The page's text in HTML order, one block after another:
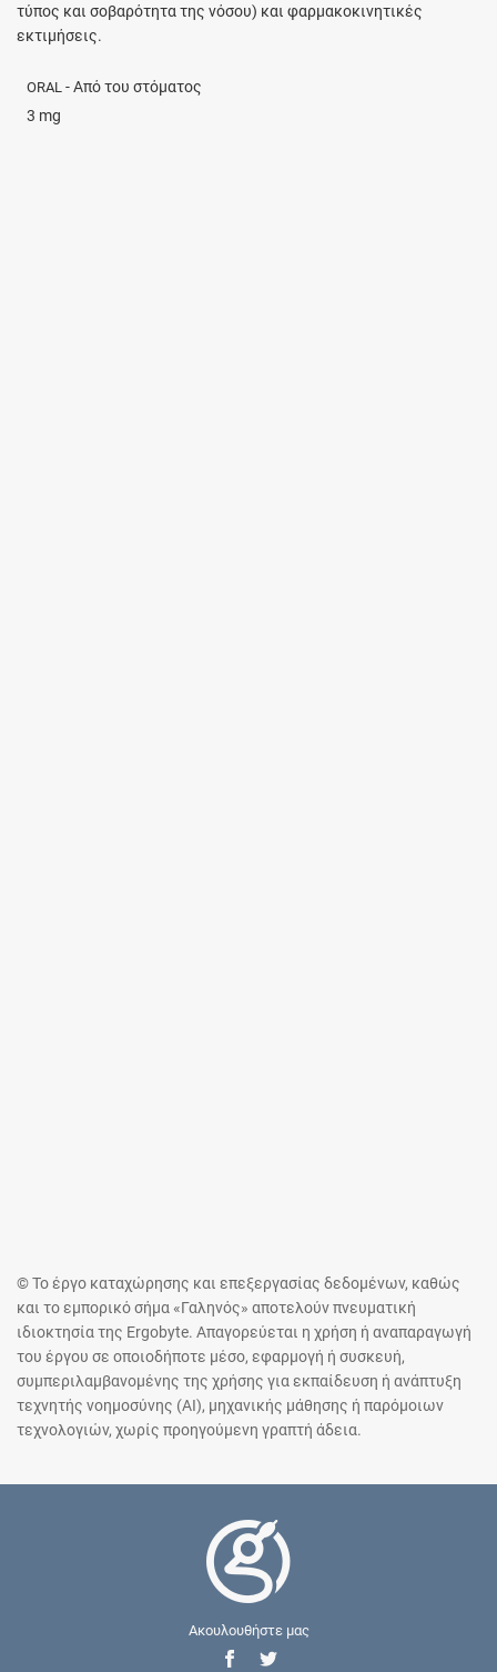
τύπος και σοβαρότητα της νόσου) και φαρμακοκινητικές
εκτιμήσεις.
ORAL - Από του στόματος
3 mg
© Το έργο καταχώρησης και επεξεργασίας δεδομένων, καθώς
και το εμπορικό σήμα «Γαληνός» αποτελούν πνευματική
ιδιοκτησία της Ergobyte. Απαγορεύεται η χρήση ή αναπαραγωγή
του έργου σε οποιοδήποτε μέσο, εφαρμογή ή συσκευή,
συμπεριλαμβανομένης της χρήσης για εκπαίδευση ή ανάπτυξη
τεχνητής νοημοσύνης (AI), μηχανικής μάθησης ή παρόμοιων
τεχνολογιών, χωρίς προηγούμενη γραπτή άδεια.
Ακουλουθήστε μας